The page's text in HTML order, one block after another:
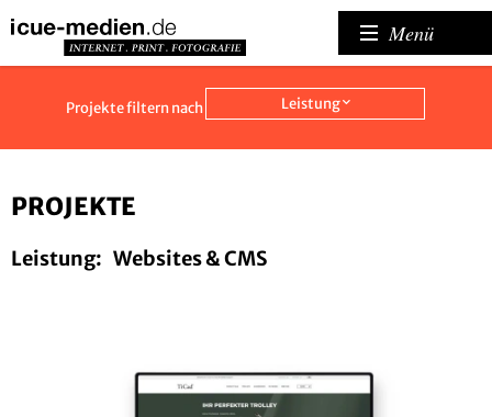
Menü
Projekte filtern nach Leistung
PROJEKTE
Leistung: Websites & CMS